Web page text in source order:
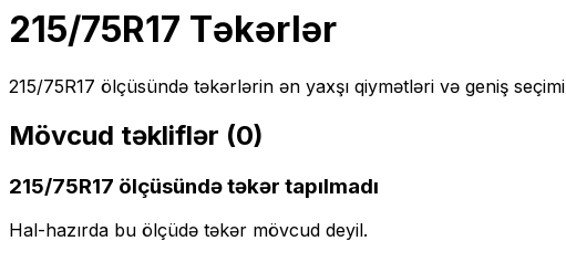
215/75R17 Təkərlər
215/75R17 ölçüsündə təkərlərin ən yaxşı qiymətləri və geniş seçimi
Mövcud təkliflər (0)
215/75R17 ölçüsündə təkər tapılmadı
Hal-hazırda bu ölçüdə təkər mövcud deyil.